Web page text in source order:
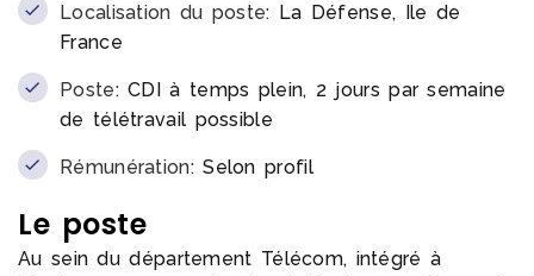
Localisation du poste: La Défense, Ile de
France
Poste:CDI à temps plein, 2 jours par semaine
de télétravail possible
Rémunération:Selon profil
Le poste
Au sein du département Télécom, intégré à